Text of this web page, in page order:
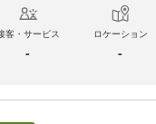
客・サービス
-
ロケーション
-